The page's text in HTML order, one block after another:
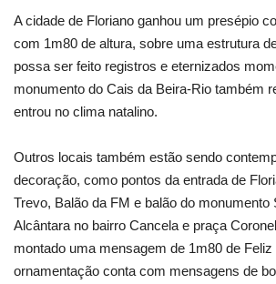
A cidade de Floriano ganhou um presépio
com 1m80 de altura, sobre uma estrutura
possa ser feito registros e eternizados
monumento do Cais da Beira-Rio também
entrou no clima natalino.
Outros locais também estão sendo
decoração, como pontos da entrada de
Trevo, Balão da FM e balão do monumento
Alcântara no bairro Cancela e praça
montado uma mensagem de 1m80 de Feliz
ornamentação conta com mensagens de